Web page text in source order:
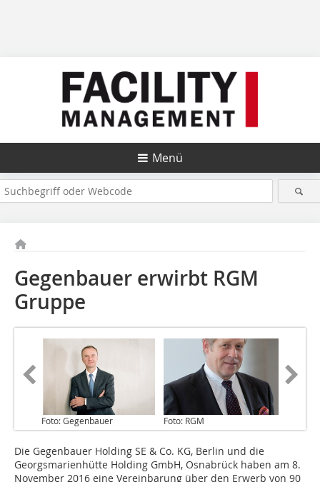
Menü
Gegenbauer erwirbt RGM
Gruppe
Foto: Gegenbauer Foto: RGM
Die Gegenbauer Holding SE & Co. KG, Berlin und die
Georgsmarienhütte Holding GmbH, Osnabrück haben am 8.
November 2016 eine Vereinbarung über den Erwerb von 90